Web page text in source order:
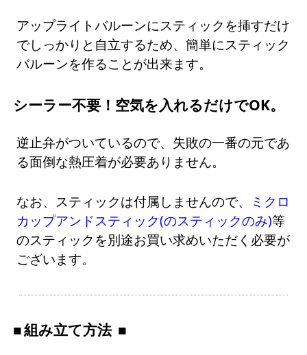
アップライトバルーンにスティックを挿すだけ
でしっかりと自立するため、簡単にスティック
バルーンを作ることが出来ます。
シーラー不要！空気を入れるだけでOK。
逆止弁がついているので、失敗の一番の元であ
る面倒な熱圧着が必要ありません。
なお、スティックは付属しませんので、
ミクロ
カップアンドスティック(のスティックのみ)等
のスティックを別途お買い求めいただく必要が
ございます。
組み立て方法